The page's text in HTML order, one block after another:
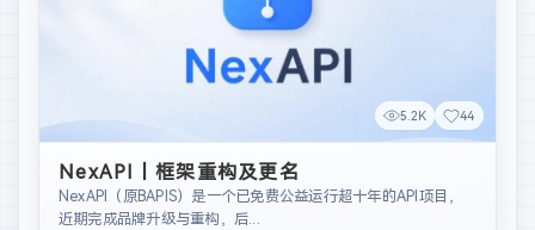
5.2K 44
NexAPI丨框架重构及更名
NexAPI（原BAPIS）是一个已免费公益运行超十年的API项目，
近期完成品牌升级与重构，后...